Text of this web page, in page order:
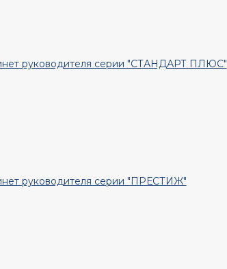
руководителя серии "СТАНДАРТ ПЛЮС"
руководителя серии "ПРЕСТИЖ"